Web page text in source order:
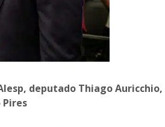
deputado Thiago Auricchio,